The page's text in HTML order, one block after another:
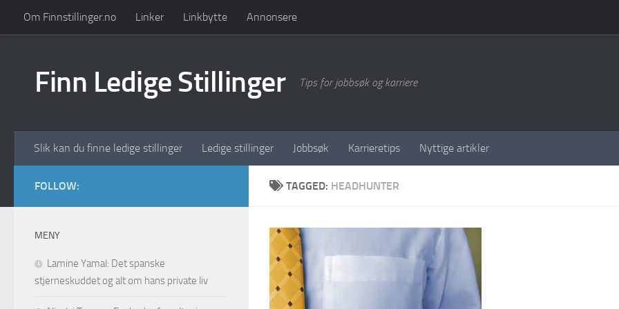
Skip to content
Om Finnstillinger.no Linker Linkbytte Annonsere
Finn Ledige Stillinger Tips for jobbsøk og karriere
Slik kan du finne ledige stillinger Ledige stillinger Jobbsøk Karrieretips Nyttige artikler
TAGGED: HEADHUNTER
FOLLOW:
MENY
Lamine Yamal: Det spanske
stjerneskuddet og alt om hans private liv